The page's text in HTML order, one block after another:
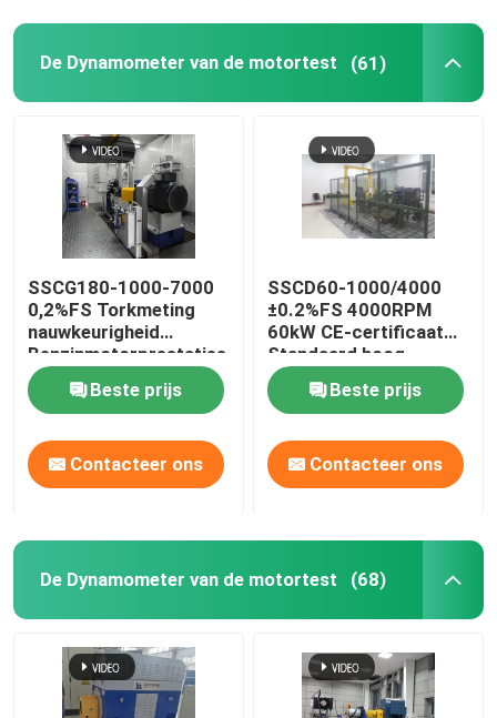
De Dynamometer van de motortest (61)
SSCG180-1000-7000
0,2%FS Torkmeting
nauwkeurigheid
Benzinmotorprestaties
Elektrische
dynamometer testbank
Beste prijs
Contacteer ons
SSCD60-1000/4000
±0.2%FS 4000RPM
60kW CE-certificaat
Standaard hoog
nauwkeurig elektrisch
dynamometer testbank
systeem voor
dieselmotoren
Beste prijs
Contacteer ons
De Dynamometer van de motortest (68)